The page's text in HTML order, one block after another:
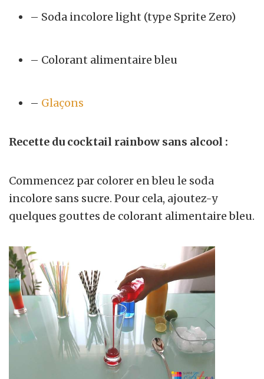
– Soda incolore light (type Sprite Zero)
– Colorant alimentaire bleu
– Glaçons
Recette du cocktail rainbow sans alcool :
Commencez par colorer en bleu le soda
incolore sans sucre. Pour cela, ajoutez-y
quelques gouttes de colorant alimentaire bleu.